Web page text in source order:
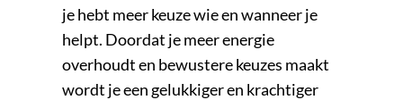
je hebt meer keuze wie en wanneer je
helpt. Doordat je meer energie
overhoudt en bewustere keuzes maakt
wordt je een gelukkiger en krachtiger